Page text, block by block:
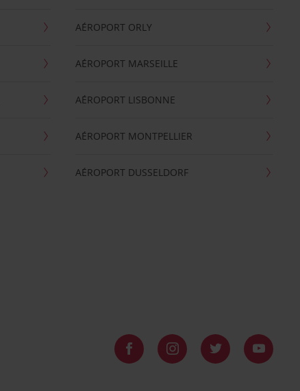
AÉROPORT ORLY
AÉROPORT MARSEILLE
AÉROPORT LISBONNE
AÉROPORT MONTPELLIER
AÉROPORT DUSSELDORF